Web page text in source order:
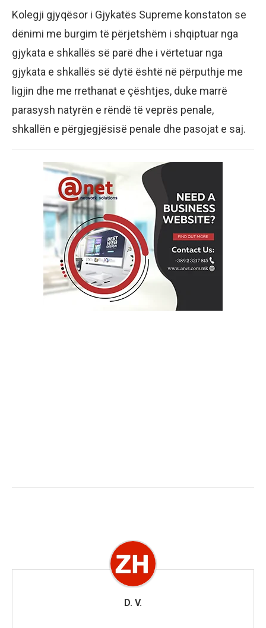
Kolegji gjyqësor i Gjykatës Supreme konstaton se
dënimi me burgim të përjetshëm i shqiptuar nga
gjykata e shkallës së parë dhe i vërtetuar nga
gjykata e shkallës së dytë është në përputhje me
ligjin dhe me rrethanat e çështjes, duke marrë
parasysh natyrën e rëndë të veprës penale,
shkallën e përgjegjësisë penale dhe pasojat e saj.
D. V.